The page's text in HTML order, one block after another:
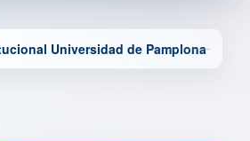
Universidad de Pamplona